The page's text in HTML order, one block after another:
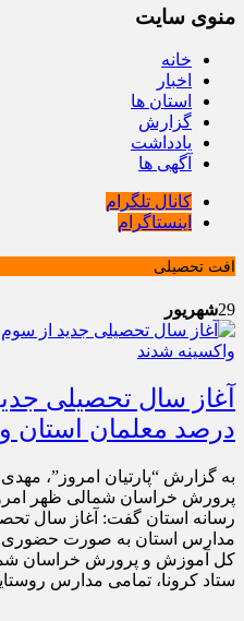
منوی سایت
خانه
اخبار
استان ها
گزارش
یادداشت
آگهی ها
کانال تلگرام
اینستاگرام
افت تحصیلی
29شهریور
درصد معلمان استان
به گزارش “پارتیان امروز”،
پرورش خراسان شمالی ظهر
رسانه استان گفت: آغاز سال
مدارس استان به صورت حضوری
کل آموزش و پرورش خراسان
ستاد کرونا، تمامی مدارس